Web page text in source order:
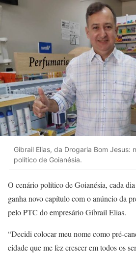
Gibrail Elias, da Drogaria Bom Jesus:
político de Goianésia.
O cenário político de Goianésia, cada
ganha novo capítulo com o anúncio da
pelo PTC do empresário Gibrail Elias.
“Decidi colocar meu nome como pré-
cidade que me fez crescer em todos os